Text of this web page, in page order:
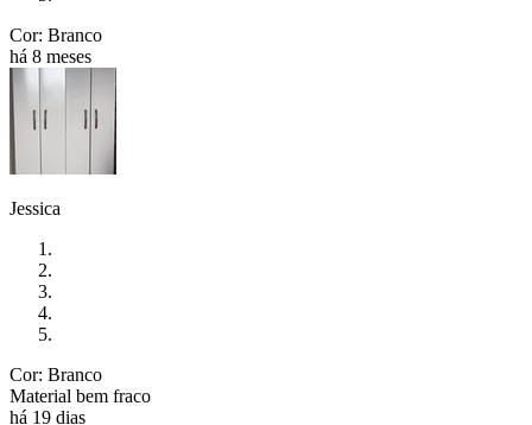
Cor: Branco
há 8 meses
Jessica
Cor: Branco
Material bem fraco
há 19 dias